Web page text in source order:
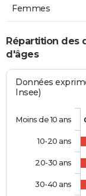
Femmes
Répartition des
d'âges
Données
Insee)
Moins de 10 ans
10-20 ans
20-30 ans
30-40 ans